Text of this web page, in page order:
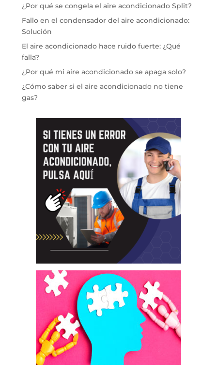
¿Por qué se congela el aire acondicionado Split?
Fallo en el condensador del aire acondicionado:
Solución
El aire acondicionado hace ruido fuerte: ¿Qué
falla?
¿Por qué mi aire acondicionado se apaga solo?
¿Cómo saber si el aire acondicionado no tiene
gas?